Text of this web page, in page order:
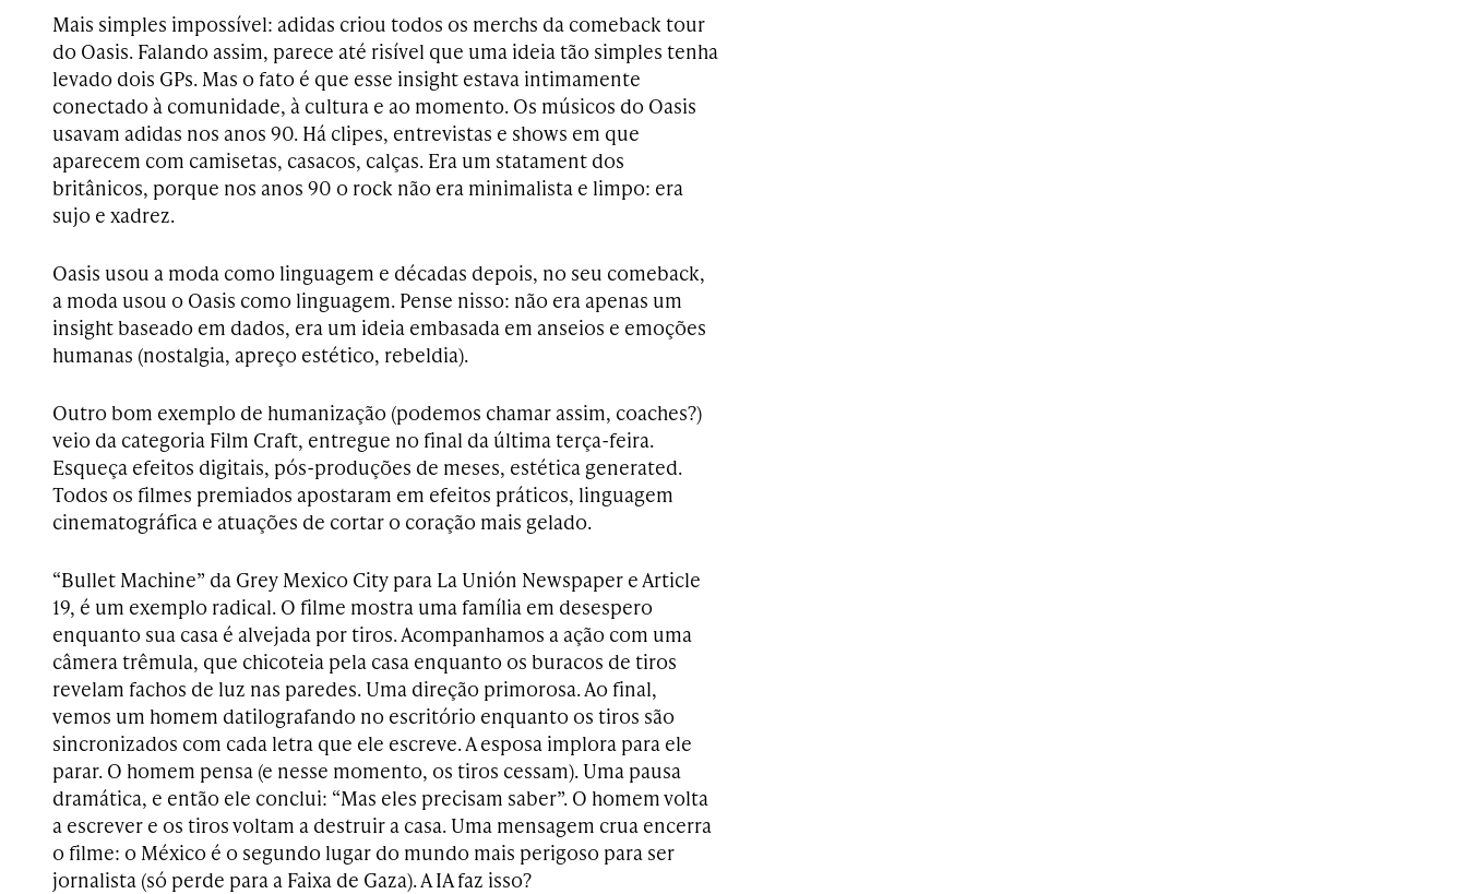
Mais simples impossível: adidas criou todos os merchs da comeback tour
do Oasis. Falando assim, parece até risível que uma ideia tão simples tenha
levado dois GPs. Mas o fato é que esse insight estava intimamente
conectado à comunidade, à cultura e ao momento. Os músicos do Oasis
usavam adidas nos anos 90. Há clipes, entrevistas e shows em que
aparecem com camisetas, casacos, calças. Era um statament dos
britânicos, porque nos anos 90 o rock não era minimalista e limpo: era
sujo e xadrez.
Oasis usou a moda como linguagem e décadas depois, no seu comeback,
a moda usou o Oasis como linguagem. Pense nisso: não era apenas um
insight baseado em dados, era um ideia embasada em anseios e emoções
humanas (nostalgia, apreço estético, rebeldia).
Outro bom exemplo de humanização (podemos chamar assim, coaches?)
veio da categoria Film Craft, entregue no final da última terça-feira.
Esqueça efeitos digitais, pós-produções de meses, estética generated.
Todos os filmes premiados apostaram em efeitos práticos, linguagem
cinematográfica e atuações de cortar o coração mais gelado.
“Bullet Machine” da Grey Mexico City para La Unión Newspaper e Article
19, é um exemplo radical. O filme mostra uma família em desespero
enquanto sua casa é alvejada por tiros. Acompanhamos a ação com uma
câmera trêmula, que chicoteia pela casa enquanto os buracos de tiros
revelam fachos de luz nas paredes. Uma direção primorosa. Ao final,
vemos um homem datilografando no escritório enquanto os tiros são
sincronizados com cada letra que ele escreve. A esposa implora para ele
parar. O homem pensa (e nesse momento, os tiros cessam). Uma pausa
dramática, e então ele conclui: “Mas eles precisam saber”. O homem volta
a escrever e os tiros voltam a destruir a casa. Uma mensagem crua encerra
o filme: o México é o segundo lugar do mundo mais perigoso para ser
jornalista (só perde para a Faixa de Gaza). A IA faz isso?